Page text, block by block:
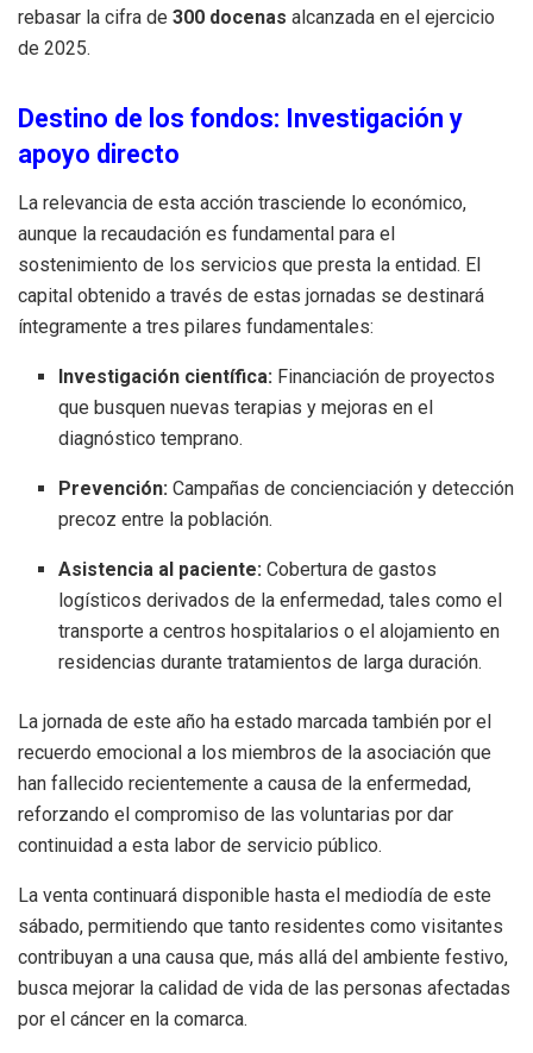
rebasar la cifra de 300 docenas alcanzada en el ejercicio
de 2025.
Destino de los fondos: Investigación y
apoyo directo
La relevancia de esta acción trasciende lo económico,
aunque la recaudación es fundamental para el
sostenimiento de los servicios que presta la entidad. El
capital obtenido a través de estas jornadas se destinará
íntegramente a tres pilares fundamentales:
Investigación científica: Financiación de proyectos
que busquen nuevas terapias y mejoras en el
diagnóstico temprano.
Prevención: Campañas de concienciación y detección
precoz entre la población.
Asistencia al paciente: Cobertura de gastos
logísticos derivados de la enfermedad, tales como el
transporte a centros hospitalarios o el alojamiento en
residencias durante tratamientos de larga duración.
La jornada de este año ha estado marcada también por el
recuerdo emocional a los miembros de la asociación que
han fallecido recientemente a causa de la enfermedad,
reforzando el compromiso de las voluntarias por dar
continuidad a esta labor de servicio público.
La venta continuará disponible hasta el mediodía de este
sábado, permitiendo que tanto residentes como visitantes
contribuyan a una causa que, más allá del ambiente festivo,
busca mejorar la calidad de vida de las personas afectadas
por el cáncer en la comarca.